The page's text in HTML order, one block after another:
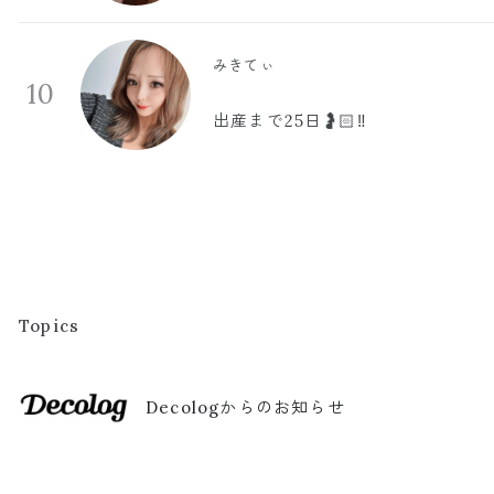
10
みきてぃ
出産まで25日🤰🏻‼️
Topics
Decologからのお知らせ